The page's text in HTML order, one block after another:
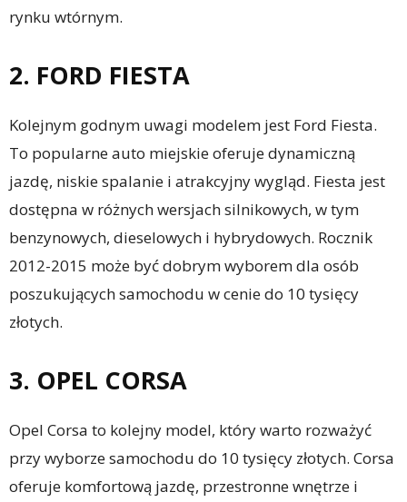
rynku wtórnym.
2. FORD FIESTA
Kolejnym godnym uwagi modelem jest Ford Fiesta.
To popularne auto miejskie oferuje dynamiczną
jazdę, niskie spalanie i atrakcyjny wygląd. Fiesta jest
dostępna w różnych wersjach silnikowych, w tym
benzynowych, dieselowych i hybrydowych. Rocznik
2012-2015 może być dobrym wyborem dla osób
poszukujących samochodu w cenie do 10 tysięcy
złotych.
3. OPEL CORSA
Opel Corsa to kolejny model, który warto rozważyć
przy wyborze samochodu do 10 tysięcy złotych. Corsa
oferuje komfortową jazdę, przestronne wnętrze i